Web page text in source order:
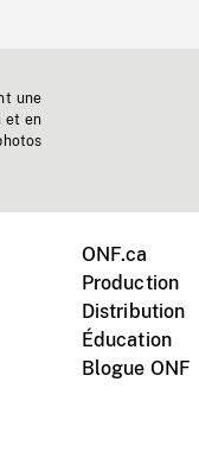
une
et en
ONF.ca
Production
Distribution
Éducation
Blogue ONF